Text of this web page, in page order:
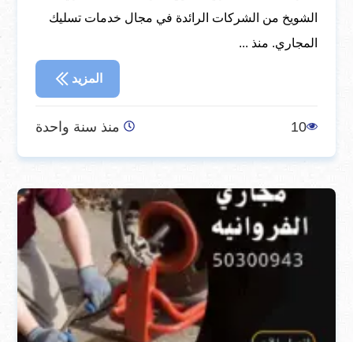
الشويخ من الشركات الرائدة في مجال خدمات تسليك
المجاري. منذ ...
المزيد
10 منذ سنة واحدة